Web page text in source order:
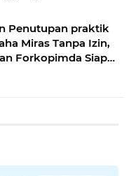
Penutupan praktik
Miras Tanpa Izin,
Forkopimda Siap